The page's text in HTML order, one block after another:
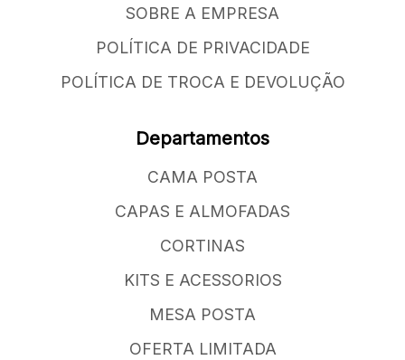
SOBRE A EMPRESA
POLÍTICA DE PRIVACIDADE
POLÍTICA DE TROCA E DEVOLUÇÃO
Departamentos
CAMA POSTA
CAPAS E ALMOFADAS
CORTINAS
KITS E ACESSORIOS
MESA POSTA
OFERTA LIMITADA